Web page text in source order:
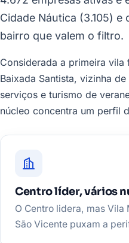
Cidade Náutica (3.105)
bairro que valem o filtro.
Considerada a primeira vila
Baixada Santista, vizinha
serviços e turismo de
núcleo concentra um perfil
Centro líder, vários
O Centro lidera, mas
São Vicente puxam a